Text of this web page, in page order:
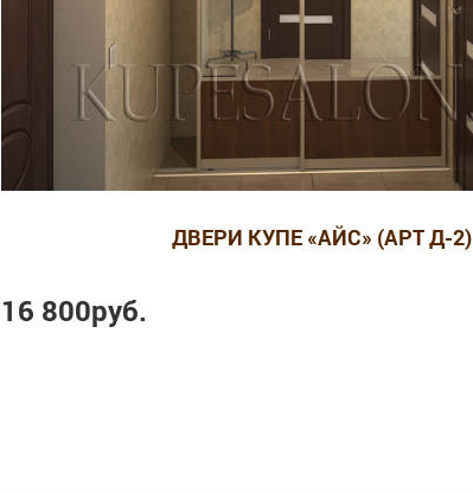
ДВЕРИ КУПЕ «АЙС» (АРТ Д-2)
16 800руб.